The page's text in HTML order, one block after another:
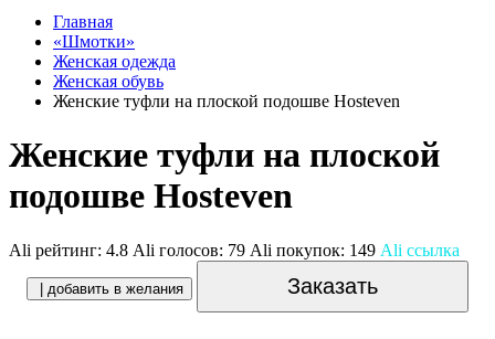
Главная
«Шмотки»
Женская одежда
Женская обувь
Женские туфли на плоской подошве Hosteven
Женские туфли на плоской
подошве Hosteven
Ali рейтинг: 4.8 Ali голосов: 79 Ali покупок: 149 Ali ссылка
| добавить в желания Заказать